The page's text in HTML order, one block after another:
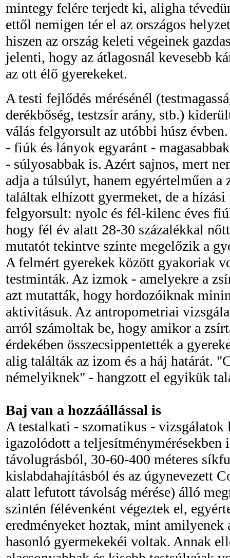
mintegy felére terjedt ki, aligha
ettől nemigen tér el az országos
hiszen az ország keleti végeinek
jelenti, hogy az átlagosnál kevesebb
az ott élő gyerekeket.
A testi fejlődés mérésénél
derékbőség, testzsír arány, stb.)
válás felgyorsult az utóbbi húsz
- fiúk és lányok egyaránt -
- súlyosabbak is. Azért sajnos, mert
adja a túlsúlyt, hanem egyértelműen a
találtak elhízott gyermeket, de a
felgyorsult: nyolc és fél-kilenc éves
hogy fél év alatt 28-30 százalékkal
mutatót tekintve szinte megelőzik a
A felmért gyerekek között gyakoriak
testminták. Az izmok - amelyekre a
azt mutatták, hogy hordozóiknak
aktivitásuk. Az antropometriai
arról számoltak be, hogy amikor a
érdekében összecsippentették a
alig találták az izom és a háj határát.
némelyiknek" - hangzott el egyikük
Baj van a hozzáállással is
A testalkati - szomatikus - vizsgálatok
igazolódott a teljesítménymérésekben
távolugrásból, 30-60-400 méteres
kislabdahajításból és az úgynevezett
alatt lefutott távolság mérése) álló
szintén félévenként végeztek el,
eredményeket hoztak, mint amilyenek
hasonló gyermekekéi voltak. Annak